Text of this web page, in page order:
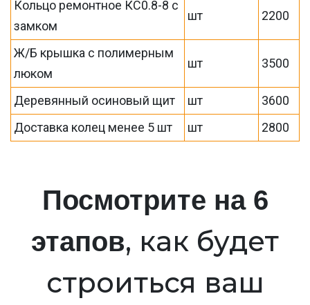
Кольцо ремонтное КС0.8-8 с
замком
шт 2200
Ж/Б крышка с полимерным
люком
шт 3500
Деревянный осиновый щит шт
3600
Доставка колец менее 5 шт
шт 2800
Посмотрите на 6
этапов, как будет
строиться ваш